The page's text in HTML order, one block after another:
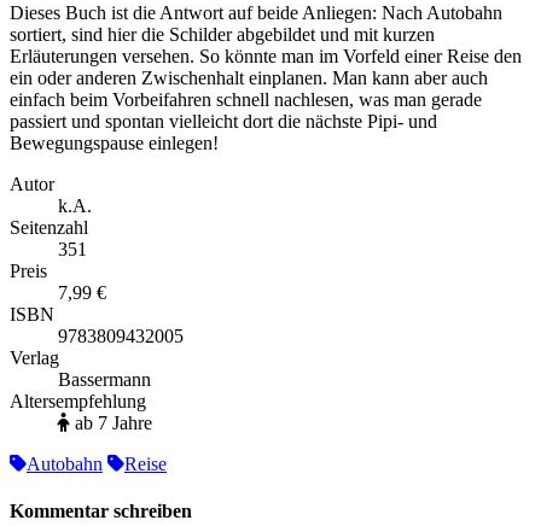
Dieses Buch ist die Antwort auf beide Anliegen: Nach Autobahn
sortiert, sind hier die Schilder abgebildet und mit kurzen
Erläuterungen versehen. So könnte man im Vorfeld einer Reise den
ein oder anderen Zwischenhalt einplanen. Man kann aber auch
einfach beim Vorbeifahren schnell nachlesen, was man gerade
passiert und spontan vielleicht dort die nächste Pipi- und
Bewegungspause einlegen!
Autor
k.A.
Seitenzahl
351
Preis
7,99 €
ISBN
9783809432005
Verlag
Bassermann
Altersempfehlung
ab 7 Jahre
Autobahn
Reise
Kommentar schreiben